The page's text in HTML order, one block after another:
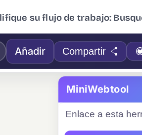
su flujo de trabajo:
Añadir Compartir
MiniWebtool
Enlace a esta